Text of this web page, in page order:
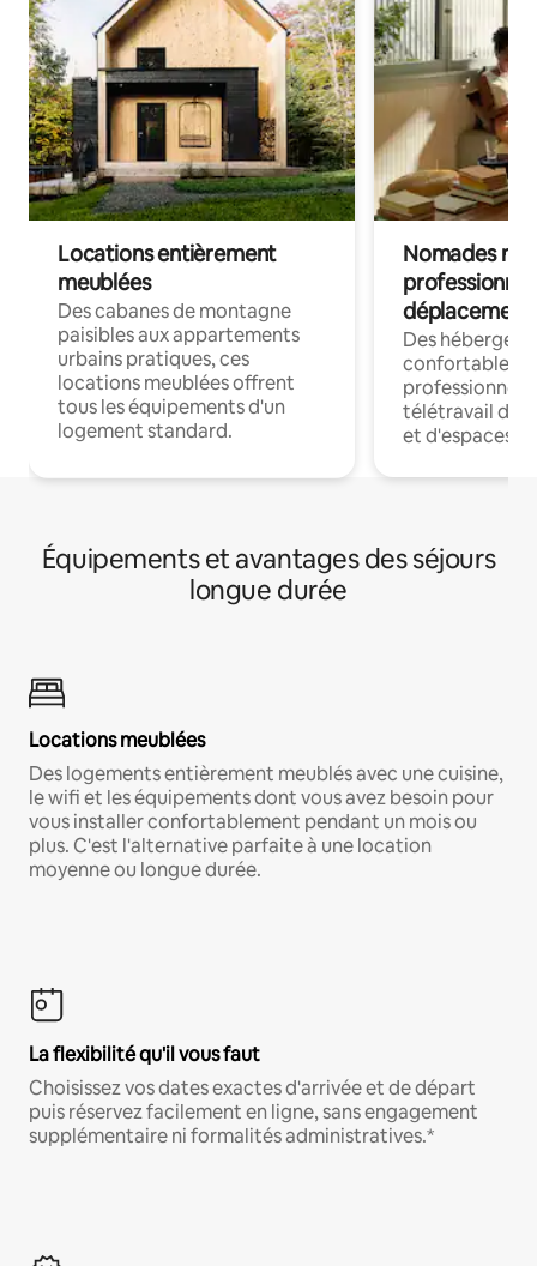
Locations entièrement
meublées
Des cabanes de montagne
paisibles aux appartements
urbains pratiques, ces
locations meublées offrent
tous les équipements d'un
logement standard.
Nomades
déplacement
Des
confortables
professionnels
télétravail
et d'espaces
Équipements et avantages des séjours
longue durée
Locations meublées
Des logements entièrement meublés avec une cuisine,
le wifi et les équipements dont vous avez besoin pour
vous installer confortablement pendant un mois ou
plus. C'est l'alternative parfaite à une location
moyenne ou longue durée.
La flexibilité qu'il vous faut
Choisissez vos dates exactes d'arrivée et de départ
puis réservez facilement en ligne, sans engagement
supplémentaire ni formalités administratives.*